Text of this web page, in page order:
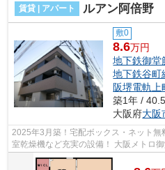
賃貸 | アパート ルアン阿倍野
敷0
8.6万円
地下鉄御堂
地下鉄谷町
阪堺電軌上
築1年 /
大阪府大阪
2025年3月築！宅配ボックス・ネット
室乾燥機など充実の設備！ 大阪メトロ御堂筋線 昭和町駅や谷町線も徒歩圏内
で利用可能です！ ■□■□■□■□■□■□■□■...